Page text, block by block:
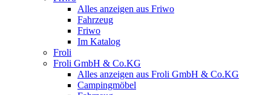
Alles anzeigen aus Friwo
Fahrzeug
Friwo
Im Katalog
Froli
Froli GmbH & Co.KG
Alles anzeigen aus Froli GmbH & Co.KG
Campingmöbel